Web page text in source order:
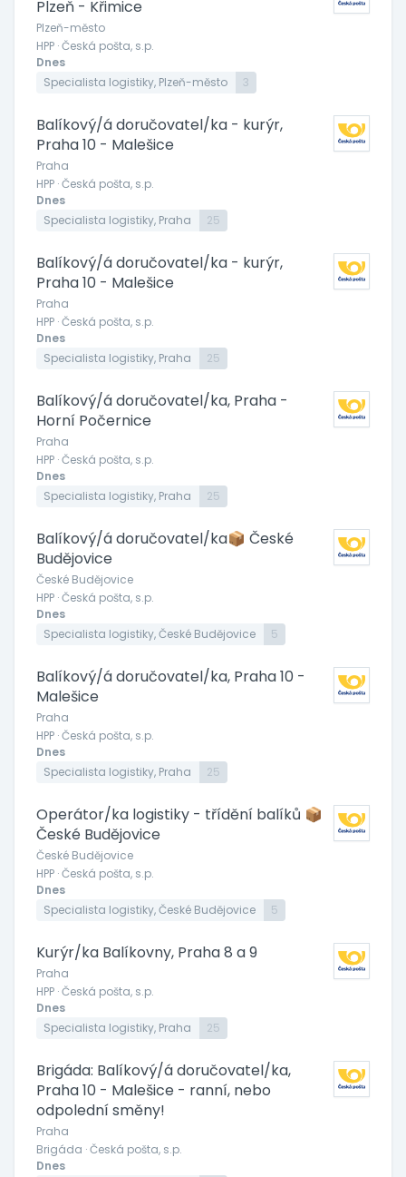
Plzeň - Křimice
Plzeň-město
HPP · Česká pošta, s.p.
Dnes
Specialista logistiky, Plzeň-město
3
Balíkový/á doručovatel/ka - kurýr,
Praha 10 - Malešice
Praha
HPP · Česká pošta, s.p.
Dnes
Specialista logistiky, Praha
25
Balíkový/á doručovatel/ka - kurýr,
Praha 10 - Malešice
Praha
HPP · Česká pošta, s.p.
Dnes
Specialista logistiky, Praha
25
Balíkový/á doručovatel/ka, Praha -
Horní Počernice
Praha
HPP · Česká pošta, s.p.
Dnes
Specialista logistiky, Praha
25
Balíkový/á doručovatel/ka📦 České
Budějovice
České Budějovice
HPP · Česká pošta, s.p.
Dnes
Specialista logistiky, České Budějovice
5
Balíkový/á doručovatel/ka, Praha 10 -
Malešice
Praha
HPP · Česká pošta, s.p.
Dnes
Specialista logistiky, Praha
25
Operátor/ka logistiky - třídění balíků 📦
České Budějovice
České Budějovice
HPP · Česká pošta, s.p.
Dnes
Specialista logistiky, České Budějovice
5
Kurýr/ka Balíkovny, Praha 8 a 9
Praha
HPP · Česká pošta, s.p.
Dnes
Specialista logistiky, Praha
25
Brigáda: Balíkový/á doručovatel/ka,
Praha 10 - Malešice - ranní, nebo
odpolední směny!
Praha
Brigáda · Česká pošta, s.p.
Dnes